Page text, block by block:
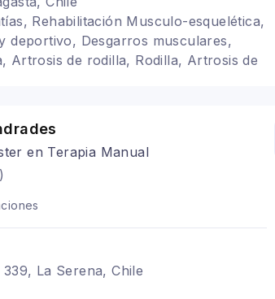
Rehabilitación Musculo-esquelética,
deportivo, Desgarros musculares,
Artrosis de rodilla, Rodilla, Artrosis de
en Terapia Manual
)
La Serena, Chile